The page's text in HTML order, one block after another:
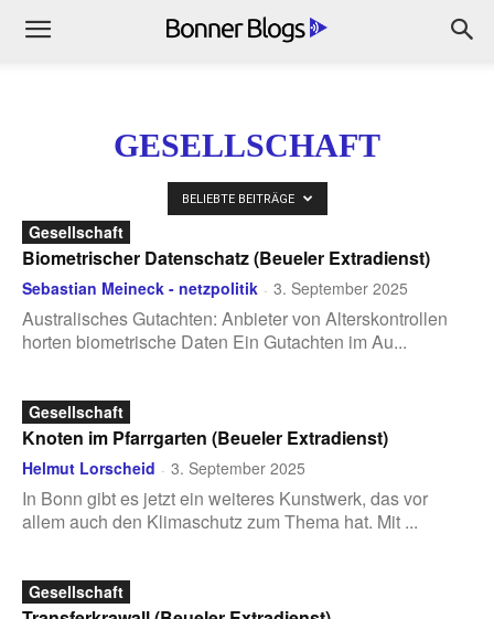
GESELLSCHAFT
BELIEBTE BEITRÄGE
Gesellschaft
Biometrischer Datenschatz (Beueler Extradienst)
Sebastian Meineck - netzpolitik - 3. September 2025
Australisches Gutachten: Anbieter von Alterskontrollen
horten biometrische Daten Ein Gutachten im Au...
Gesellschaft
Knoten im Pfarrgarten (Beueler Extradienst)
Helmut Lorscheid - 3. September 2025
In Bonn gibt es jetzt ein weiteres Kunstwerk, das vor
allem auch den Klimaschutz zum Thema hat. Mit ...
Gesellschaft